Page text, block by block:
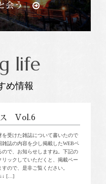
会う
life
め情報
ス Vol.6
を受けた雑誌について書いたので
雑誌の内容を少し掲載したWEBペ
ので、お知らせしますね。下記の
リックしていただくと、掲載ペー
すので、是非ご覧ください。
[…]